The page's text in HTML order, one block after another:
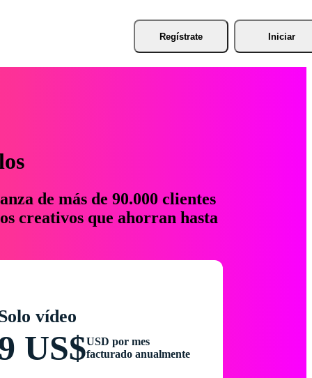
Regístrate Iniciar
de más de 90.000 clientes
creativos que ahorran hasta
vídeo
US$USD por mes
facturado anualmente